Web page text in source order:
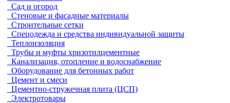
Сад и огород
Стеновые и фасадные материалы
Строительные сетки
Спецодежда и средства индивидуальной защиты
Теплоизоляция
Трубы и муфты хризотилцементные
Канализация, отопление и водоснабжение
Оборудование для бетонных работ
Цемент и смеси
Цементно-стружечная плита (ЦСП)
Электротовары